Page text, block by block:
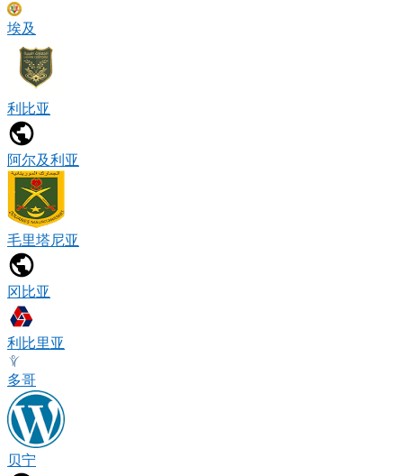
埃及
利比亚
阿尔及利亚
毛里塔尼亚
冈比亚
利比里亚
多哥
贝宁